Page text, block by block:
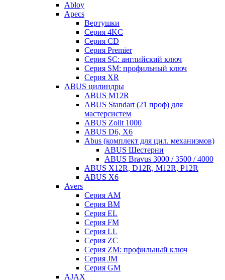
Abloy
Apecs
Вертушки
Серия 4KC
Серия CD
Серия Premier
Серия SC: английский ключ
Серия SM: профильный ключ
Серия XR
ABUS цилиндры
ABUS M12R
ABUS Standart (21 проф) для
мастерсистем
ABUS Zolit 1000
ABUS D6, X6
Abus (комплект для цил. механизмов)
ABUS Шестерни
ABUS Bravus 3000 / 3500 / 4000
ABUS X12R, D12R, M12R, P12R
ABUS X6
Avers
Серия AM
Серия BM
Серия EL
Серия FM
Серия LL
Серия ZC
Серия ZM: профильный ключ
Серия JM
Серия GM
AJAX